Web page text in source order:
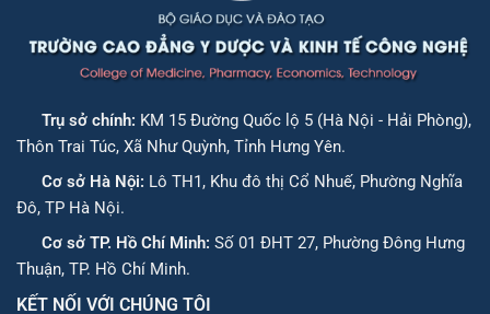
Trụ sở chính: KM 15 Đường Quốc lộ 5 (Hà Nội - Hải Phòng),
Thôn Trai Túc, Xã Như Quỳnh, Tỉnh Hưng Yên.
Cơ sở Hà Nội: Lô TH1, Khu đô thị Cổ Nhuế, Phường Nghĩa
Đô, TP Hà Nội.
Cơ sở TP. Hồ Chí Minh: Số 01 ĐHT 27, Phường Đông Hưng
Thuận, TP. Hồ Chí Minh.
KẾT NỐI VỚI CHÚNG TÔI